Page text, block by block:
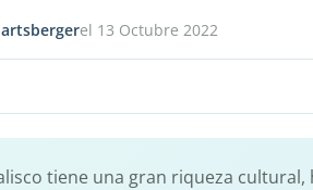
el 13 Octubre 2022
tiene una gran riqueza